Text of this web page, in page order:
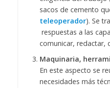
sacos de cemento
teleoperador). Se
respuestas a las
comunicar, redactar,
Maquinaria,
En este aspecto se
necesidades más